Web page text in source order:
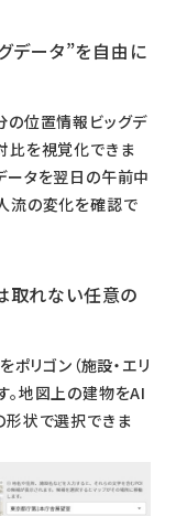
データ”を自由に
の位置情報ビッグデ
比を視覚化できま
ータを翌日の午前中
流の変化を確認で
取れない任意の
リゴン（施設・エリ
。地図上の建物をAI
形状で選択できま